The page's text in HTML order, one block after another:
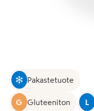
Pakastetuote
G Gluteeniton L